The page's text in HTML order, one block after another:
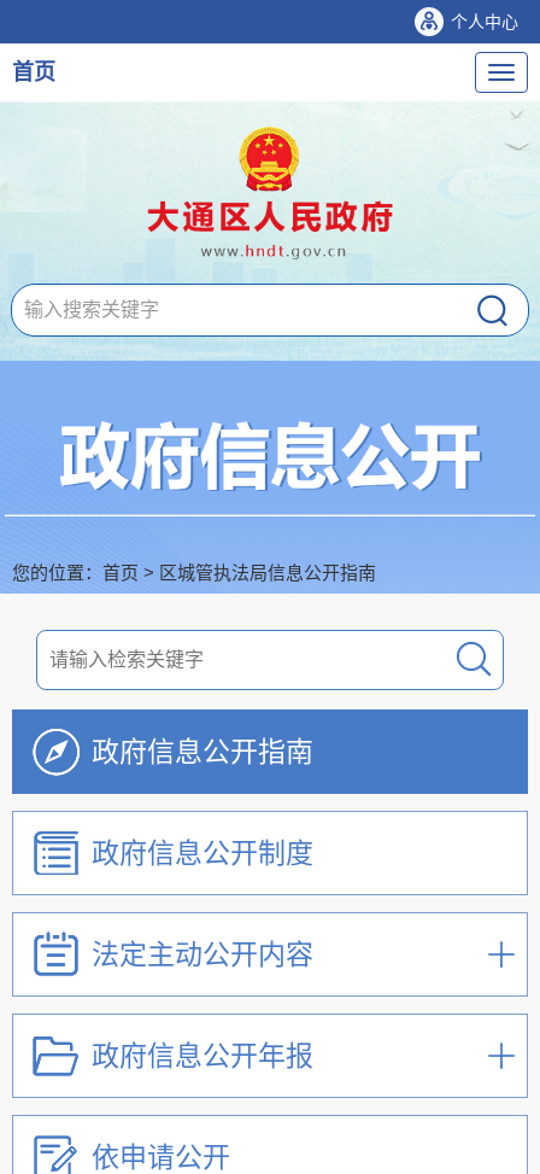
个人中心
导
航
首页
您的位置： 首页 > 区城管执法局信息公开指南
政府信息公开指南
政府信息公开制度
法定主动公开内容
政府信息公开年报
依申请公开